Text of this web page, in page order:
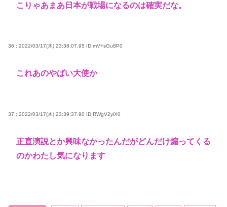
こりゃあまあ日本が戦場になるのは確実だな。
36 : 2022/03/17(木) 23:38:07.95 ID:mV+sGu8P0
これあのやばい大使か
37 : 2022/03/17(木) 23:39:37.90 ID:RWgV2yiX0
正直演説とか興味なかったんだがどんだけ煽ってくる
のかわたし気になります